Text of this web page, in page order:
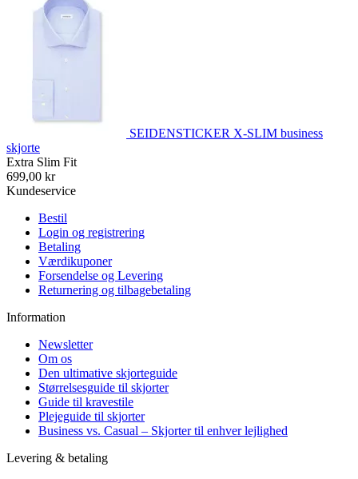
SEIDENSTICKER X-SLIM business
skjorte
Extra Slim Fit
699,00 kr
Kundeservice
Bestil
Login og registrering
Betaling
Værdikuponer
Forsendelse og Levering
Returnering og tilbagebetaling
Information
Newsletter
Om os
Den ultimative skjorteguide
Størrelsesguide til skjorter
Guide til kravestile
Plejeguide til skjorter
Business vs. Casual – Skjorter til enhver lejlighed
Levering & betaling